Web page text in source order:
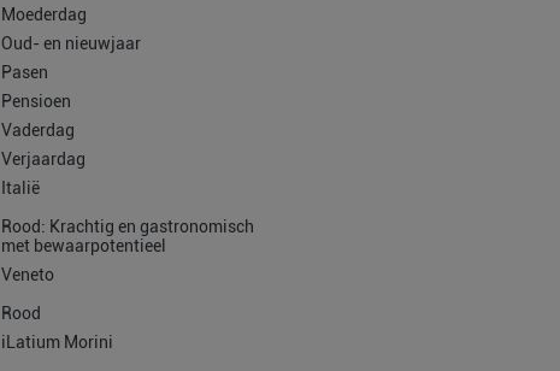
Moederdag
Oud- en nieuwjaar
Pasen
Pensioen
Vaderdag
Verjaardag
Italië
Rood: Krachtig en gastronomisch
met bewaarpotentieel
Veneto
Rood
iLatium Morini